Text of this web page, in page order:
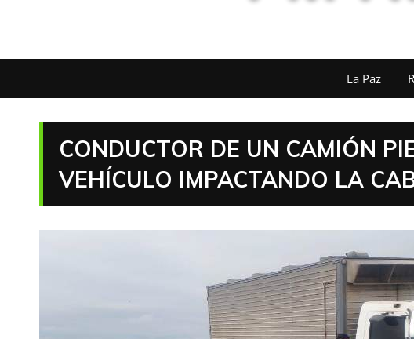
La Paz
CONDUCTOR DE UN CAMIÓN
VEHÍCULO IMPACTANDO LA